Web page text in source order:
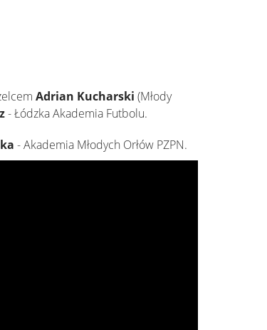
Adrian Kucharski (Młody
- Łódzka Akademia Futbolu.
- Akademia Młodych Orłów PZPN.